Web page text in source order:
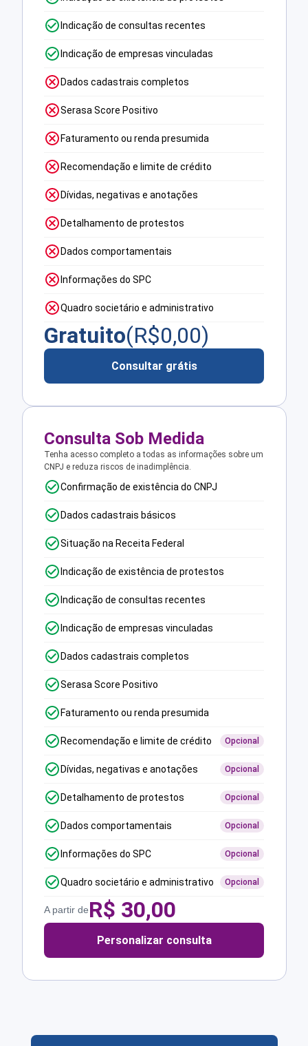
Indicação de consultas recentes
Indicação de empresas vinculadas
Dados cadastrais completos
Serasa Score Positivo
Faturamento ou renda presumida
Recomendação e limite de crédito
Dívidas, negativas e anotações
Detalhamento de protestos
Dados comportamentais
Informações do SPC
Quadro societário e administrativo
Gratuito(R$0,00)
Consultar grátis
Consulta Sob Medida
Tenha acesso completo a todas as informações sobre um
CNPJ e reduza riscos de inadimplência.
Confirmação de existência do CNPJ
Dados cadastrais básicos
Situação na Receita Federal
Indicação de existência de protestos
Indicação de consultas recentes
Indicação de empresas vinculadas
Dados cadastrais completos
Serasa Score Positivo
Faturamento ou renda presumida
Recomendação e limite de crédito Opcional
Dívidas, negativas e anotações Opcional
Detalhamento de protestos Opcional
Dados comportamentais Opcional
Informações do SPC Opcional
Quadro societário e administrativo Opcional
A partir deR$ 30,00
Personalizar consulta